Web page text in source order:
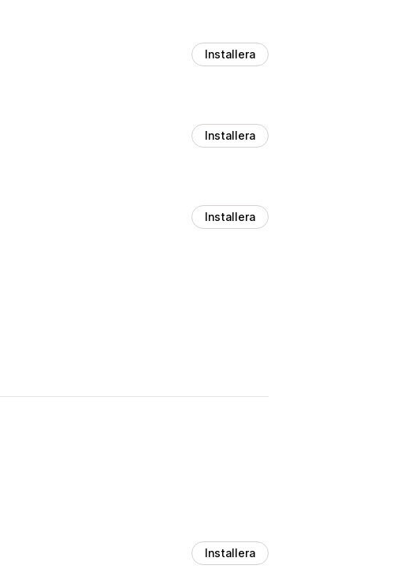
Installera
Installera
Installera
Installera